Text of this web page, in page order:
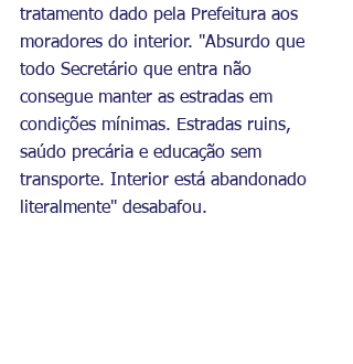
tratamento dado pela Prefeitura aos
moradores do interior. "Absurdo que
todo Secretário que entra não
consegue manter as estradas em
condições mínimas. Estradas ruins,
saúdo precária e educação sem
transporte. Interior está abandonado
literalmente" desabafou.